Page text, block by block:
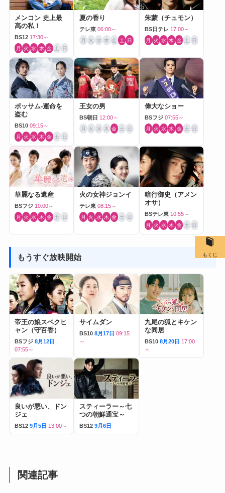
メンコン 史上最
高の私！
BS12 17:30～
月 火 水 木 金 土 日
夏の香り
テレ東 06:00～
月 火 水 木 金 土 日
朱蒙（チュモン）
BS日テレ 17:00～
月 火 水 木 金 土 日
ポッサム-運命を
盗む
BS10 09:15～
月 火 水 木 金 土 日
王女の男
BS朝日 12:00～
月 火 水 木 金 土 日
偉大なショー
BSフジ 07:55～
月 火 水 木 金 土 日
華麗なる遺産
BSフジ 10:00～
月 火 水 木 金 土 日
火の女神ジョンイ
テレ東 08:15～
月 火 水 木 金 土 日
暗行御史（アメン
オサ）
BSテレ東 10:55～
月 火 水 木 金 土 日
もうすぐ放映開始
帝王の娘スベクヒ
ャン（守百香）
BSフジ 8月12日
07:55～
サイムダン
BS10 8月17日 09:15
～
九尾の狐とキケン
な同居
BS10 8月20日 17:00
～
良いが悪い、ドン
ジェ
BS12 9月5日 13:00～
スティーラー～七
つの朝鮮通宝～
BS12 9月6日
関連記事
もくじ